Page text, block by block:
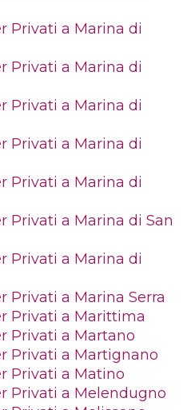
Privati a Marina di
Privati a Marina di
Privati a Marina di
Privati a Marina di
Privati a Marina di
Privati a Marina di San
Privati a Marina di
Privati a Marina Serra
Privati a Marittima
Privati a Martano
Privati a Martignano
Privati a Matino
Privati a Melendugno